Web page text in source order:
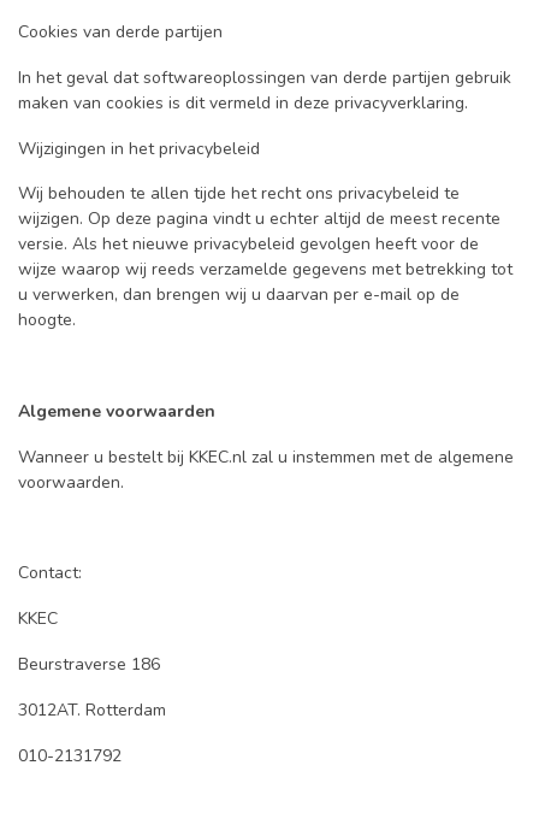
Cookies van derde partijen
In het geval dat softwareoplossingen van derde partijen gebruik
maken van cookies is dit vermeld in deze privacyverklaring.
Wijzigingen in het privacybeleid
Wij behouden te allen tijde het recht ons privacybeleid te
wijzigen. Op deze pagina vindt u echter altijd de meest recente
versie. Als het nieuwe privacybeleid gevolgen heeft voor de
wijze waarop wij reeds verzamelde gegevens met betrekking tot
u verwerken, dan brengen wij u daarvan per e-mail op de
hoogte.
Algemene voorwaarden
Wanneer u bestelt bij KKEC.nl zal u instemmen met de algemene
voorwaarden.
Contact:
KKEC
Beurstraverse 186
3012AT. Rotterdam
010-2131792